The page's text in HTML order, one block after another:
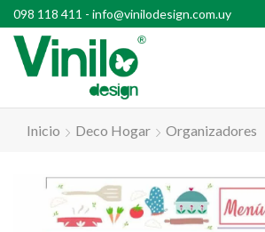
098 118 411 - info@vinilodesign.com.uy
con compras superiores a $2500
Inicio Deco Hogar Organizadores